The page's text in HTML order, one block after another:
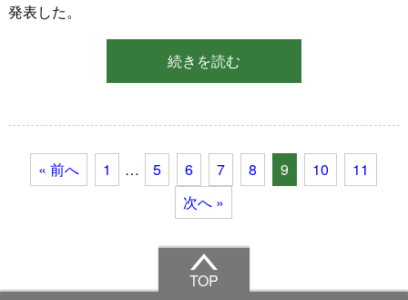
発表した。
続きを読む
« 前へ 1 … 5 6 7 8 9 10
11
次へ »
TOP